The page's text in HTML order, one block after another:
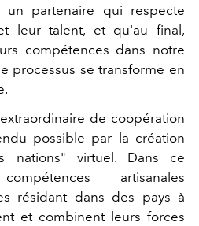
un partenaire qui respecte
leur talent, et qu'au final,
compétences dans notre
processus se transforme en
de coopération
possible par la création
nations" virtuel. Dans ce
artisanales
résidant dans des pays à
et combinent leurs forces